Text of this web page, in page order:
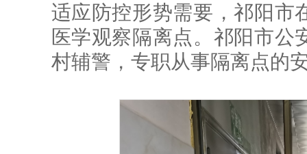
适应防控形势需要，祁阳市
医学观察隔离点。祁阳市公
村辅警，专职从事隔离点的